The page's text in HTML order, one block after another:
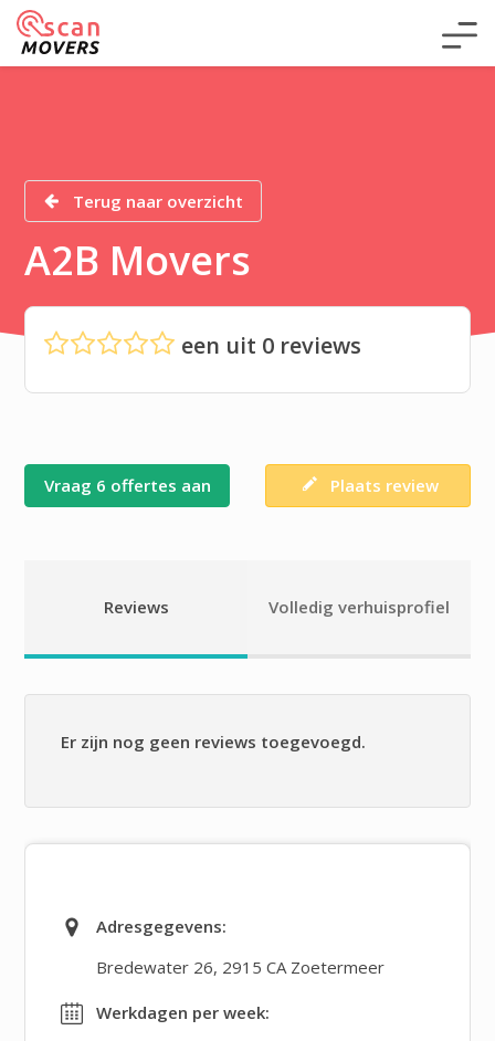
Terug naar overzicht
A2B Movers
een uit 0 reviews
Vraag 6 offertes aan Plaats review
Reviews Volledig verhuisprofiel
Er zijn nog geen reviews toegevoegd.
Adresgegevens:
Bredewater 26, 2915 CA Zoetermeer
Werkdagen per week: